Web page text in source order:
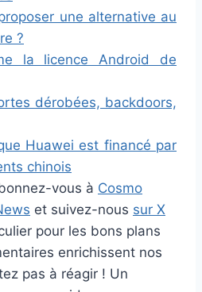
une alternative au
?
la licence Android de
dérobées, backdoors,
Huawei est financé par
chinois
vous à Cosmo
et suivez-nous sur X
pour les bons plans
enrichissent nos
pas à réagir ! Un